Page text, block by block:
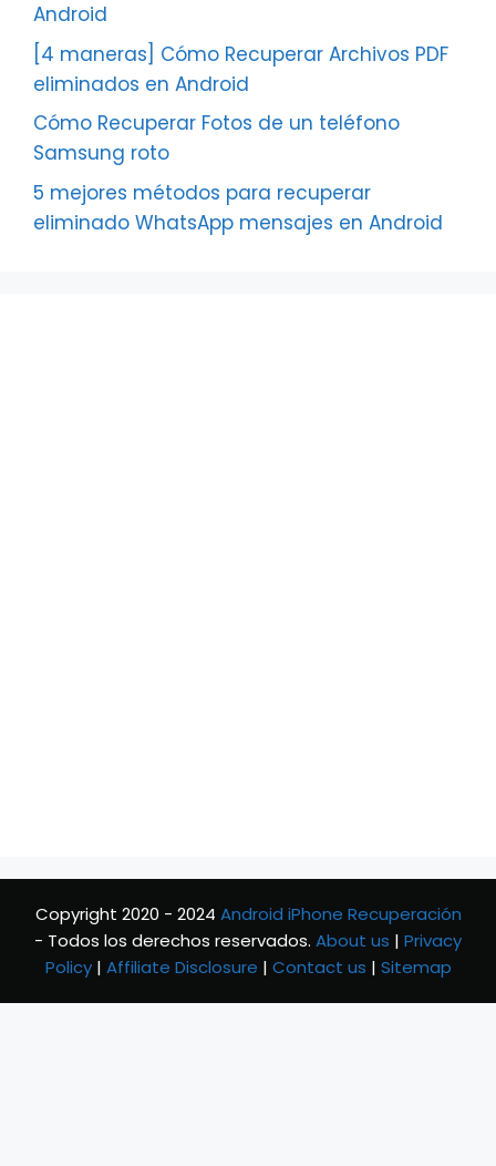
Android
[4 maneras] Cómo Recuperar Archivos PDF
eliminados en Android
Cómo Recuperar Fotos de un teléfono
Samsung roto
5 mejores métodos para recuperar
eliminado WhatsApp mensajes en Android
Copyright 2020 - 2024 Android iPhone Recuperación
- Todos los derechos reservados. About us | Privacy
Policy | Affiliate Disclosure | Contact us | Sitemap